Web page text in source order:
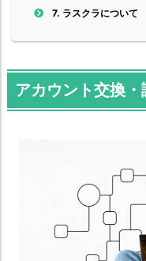
7. ラスクラについて
アカウント交換